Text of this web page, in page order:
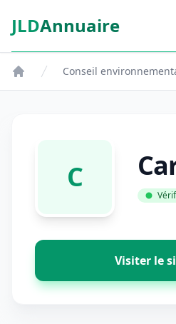
Aspect SDM
JLDAnnuaire
Conseil
C
Visiter le